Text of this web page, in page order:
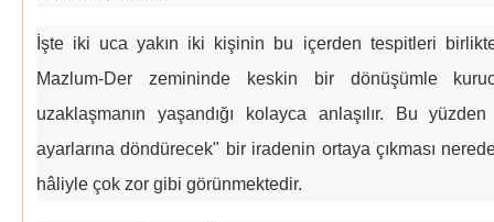
İşte iki uca yakın iki kişinin bu içerden tespitleri birlikte
Mazlum-Der zemininde keskin bir dönüşümle
uzaklaşmanın yaşandığı kolayca anlaşılır. Bu
ayarlarına döndürecek" bir iradenin ortaya çıkması
hâliyle çok zor gibi görünmektedir.